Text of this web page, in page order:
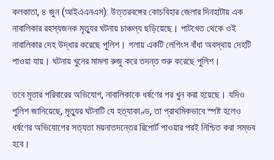
কলকাতা, ৪ জুন (আইএএনএস): উত্তরবঙ্গের কোচবিহার জেলার দিনহাটায় এক
নাবালিকার রহস্যজনক মৃত্যুর ঘটনায় চাঞ্চল্য ছড়িয়েছে। পাটখেত থেকে ওই
নাবালিকার দেহ উদ্ধার করেছে পুলিশ। গলায় একটি লেগিংস বাঁধা অবস্থায় দেহটি
পাওয়া যায়। ঘটনায় খুনের মামলা রুজু করে তদন্ত শুরু করেছে পুলিশ।
তবে মৃতার পরিবারের অভিযোগ, নাবালিকাকে ধর্ষণের পর খুন করা হয়েছে। যদিও
পুলিশ জানিয়েছে, মৃত্যুর ঘটনাটি যে হত্যাকাণ্ড, তা প্রাথমিকভাবে স্পষ্ট হলেও
ধর্ষণের অভিযোগের সত্যতা ময়নাতদন্তের রিপোর্ট পাওয়ার পরই নিশ্চিত করা সম্ভব
হবে।